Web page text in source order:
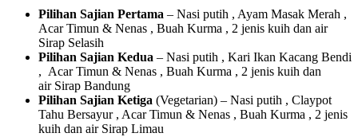
Pilihan Sajian Pertama – Nasi putih , Ayam Masak Merah ,
Acar Timun & Nenas , Buah Kurma , 2 jenis kuih dan air
Sirap Selasih
Pilihan Sajian Kedua – Nasi putih , Kari Ikan Kacang Bendi
, Acar Timun & Nenas , Buah Kurma , 2 jenis kuih dan
air Sirap Bandung
Pilihan Sajian Ketiga (Vegetarian) – Nasi putih , Claypot
Tahu Bersayur , Acar Timun & Nenas , Buah Kurma , 2 jenis
kuih dan air Sirap Limau